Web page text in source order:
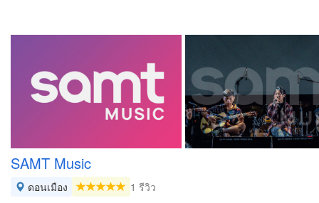
SAMT Music
ดอนเมือง
1 รีวิว